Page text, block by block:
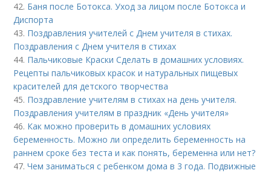
42. Баня после Ботокса. Уход за лицом после Ботокса и
Диспорта
43. Поздравления учителей с Днем учителя в стихах.
Поздравления с Днем учителя в стихах
44. Пальчиковые Краски Сделать в домашних условиях.
Рецепты пальчиковых красок и натуральных пищевых
красителей для детского творчества
45. Поздравление учителям в стихах на день учителя.
Поздравления учителям в праздник «День учителя»
46. Как можно проверить в домашних условиях
беременность. Можно ли определить беременность на
раннем сроке без теста и как понять, беременна или нет?
47.Чем заниматься с ребенком дома в 3 года. Подвижные